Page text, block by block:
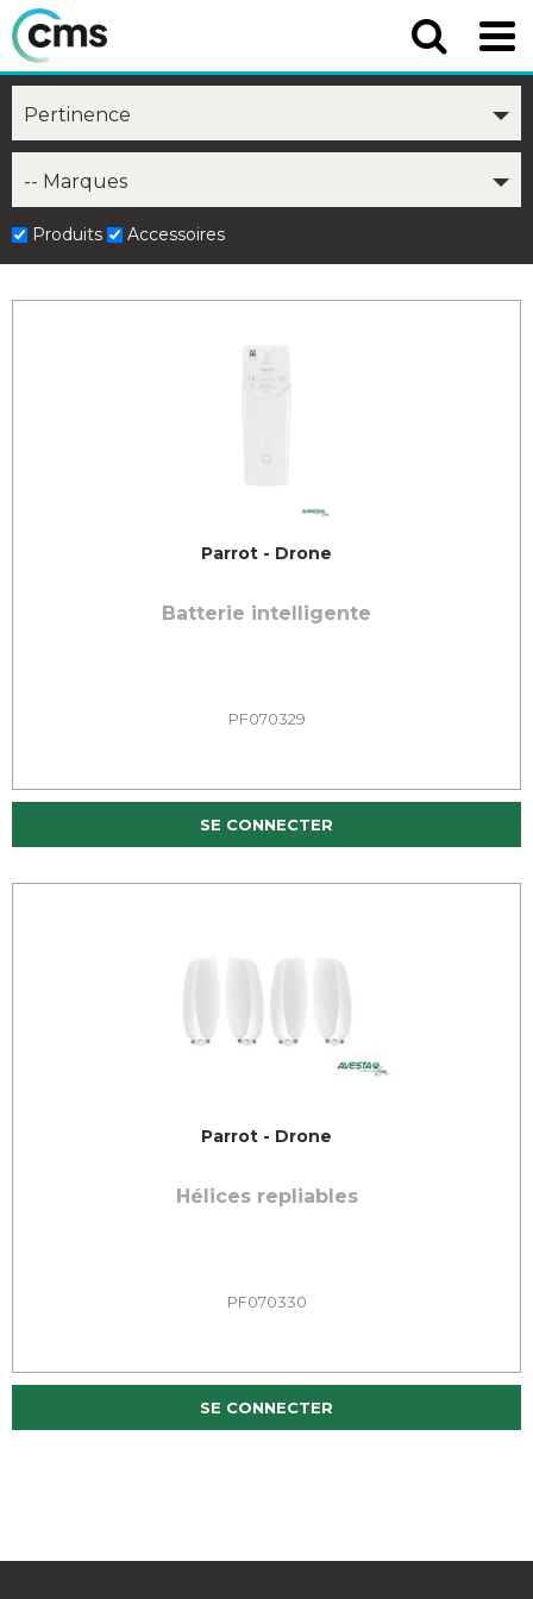
Pertinence
-- Marques
Produits Accessoires
Parrot - Drone
Batterie intelligente
PF070329
SE CONNECTER
Parrot - Drone
Hélices repliables
PF070330
SE CONNECTER